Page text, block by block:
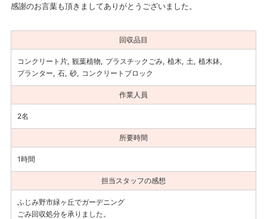
感謝のお言葉も頂きましてありがとうございました。
回収品目
コンクリート片 観葉植物 プラスチックごみ 植木 土 植木鉢
プランター 石 砂 コンクリートブロック
作業人員
2名
所要時間
1時間
担当スタッフの感想
ふじみ野市緑ヶ丘でガーデニング
ごみ回収処分を承りました。